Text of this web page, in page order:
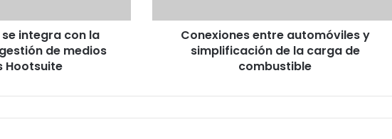
se integra con la
de medios
Hootsuite
de
combustibleConexiones entre automóviles y
simplificación de la carga de
combustible